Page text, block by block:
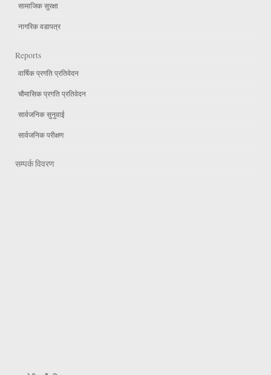
सामाजिक सुरक्षा
नागरिक वडापत्र
Reports
वार्षिक प्रगति प्रतिवेदन
चौमासिक प्रगति प्रतिवेदन
सार्वजनिक सुनुवाई
सार्वजनिक परीक्षण
सम्पर्क विवरण